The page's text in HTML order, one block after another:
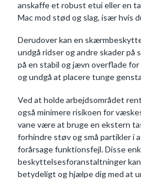
anskaffe et robust etui eller en
Mac mod stød og slag, især hvis
Derudover kan en
undgå ridser og andre skader på
på en stabil og jævn overflade
og undgå at placere tunge
Ved at holde arbejdsområdet
også minimere risikoen for
vane være at bruge en ekstern
forhindre støv og små partikler
forårsage funktionsfejl. Disse
beskyttelsesforanstaltninger
betydeligt og hjælpe dig med at